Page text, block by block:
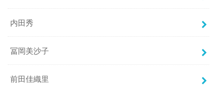
内田秀
冨岡美沙子
前田佳織里